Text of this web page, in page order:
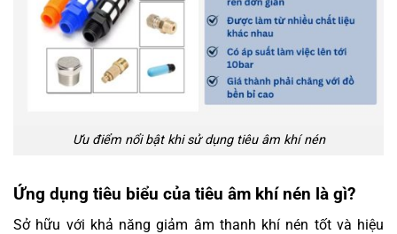
Ưu điểm nổi bật khi sử dụng tiêu âm khí nén
Ứng dụng tiêu biểu của tiêu âm khí nén là gì?
Sở hữu với khả năng giảm âm thanh khí nén tốt và hiệu